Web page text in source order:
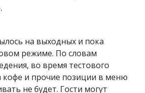
на выходных и пока
режиме. По словам
во время тестового
и прочие позиции в меню
не будет. Гости могут